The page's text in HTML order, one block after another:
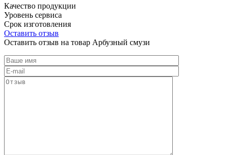
Качество продукции
Уровень сервиса
Срок изготовления
Оставить отзыв
Оставить отзыв на товар Арбузный смузи